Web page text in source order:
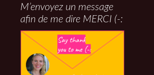
M’envoyez un message
afin de me dire MERCI (-: